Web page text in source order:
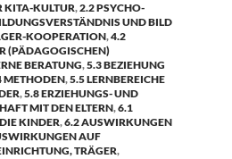
KITA-KULTUR,2.2 PSYCHO-
UND BILD
KOOPERATION,4.2
(PÄDAGOGISCHEN)
BERATUNG,5.3 BEZIEHUNG
METHODEN,5.5 LERNBEREICHE
,5.8 ERZIEHUNGS- UND
MIT DEN ELTERN,6.1
KINDER,6.2 AUSWIRKUNGEN
AUF
TRÄGER,